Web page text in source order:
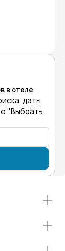
в отеле
даты
"Выбрать